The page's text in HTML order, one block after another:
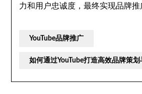
力和用户忠诚度，最终实现品牌推
YouTube品牌推广
如何通过YouTube打造高效品牌策